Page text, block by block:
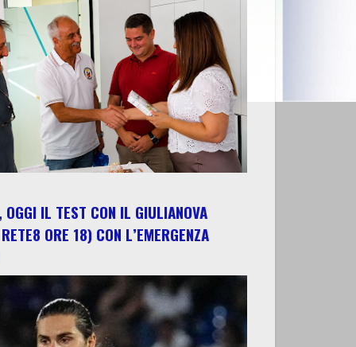
OGGI IL TEST CON IL GIULIANOVA
ORE 18) CON L’EMERGENZA